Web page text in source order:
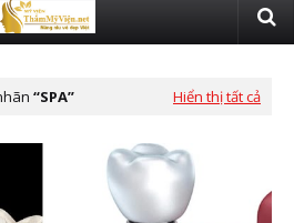
SPA Hiển thị tất cả